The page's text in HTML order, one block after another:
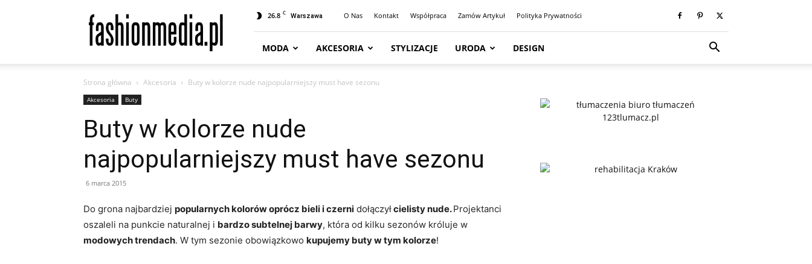
Moda
Styl
|
|
Design
26.8 C Warszawa O Nas Kontakt Współpraca Zamów Artykuł Polityka Prywatności
MODA AKCESORIA STYLIZACJE URODA DESIGN
Strona główna Akcesoria Buty w kolorze nude najpopularniejszy must have sezonu
Akcesoria Buty
Buty w kolorze nude
najpopularniejszy must have sezonu
6 marca 2015
Do grona najbardziej popularnych kolorów oprócz bieli i czerni dołączyłcielisty nude.Projektanci
oszaleli na punkcie naturalnej i bardzo subtelnej barwy, która od kilku sezonów króluje w
modowych trendach. W tym sezonie obowiązkowo kupujemy buty w tym kolorze!